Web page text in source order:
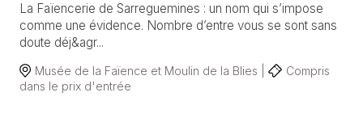
La Faïencerie de Sarreguemines : un nom qui s’impose
comme une évidence. Nombre d’entre vous se sont sans
doute déj&agr...
Musée de la Faïence et Moulin de la Blies |
Compris
dans le prix d'entrée